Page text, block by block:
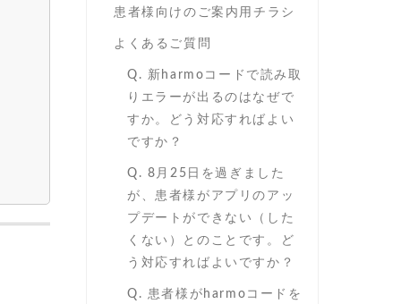
患者様向けのご案内用チラシ
よくあるご質問
Q. 新harmoコードで読み取
りエラーが出るのはなぜで
すか。どう対応すればよい
ですか？
Q. 8月25日を過ぎました
が、患者様がアプリのアッ
プデートができない（した
くない）とのことです。ど
う対応すればよいですか？
Q. 患者様がharmoコードを